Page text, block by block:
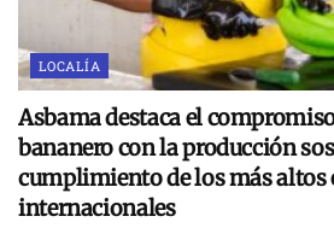
LOCALÍA
Asbama destaca el
bananero con la producción
cumplimiento de los más altos
internacionales